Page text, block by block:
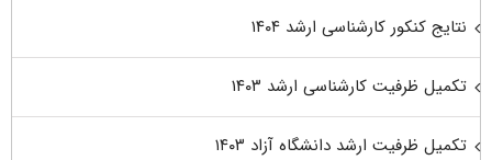
نتایج کنکور کارشناسی ارشد ۱۴۰۴
تکمیل ظرفیت کارشناسی ارشد ۱۴۰۳
تکمیل ظرفیت ارشد دانشگاه آزاد ۱۴۰۳